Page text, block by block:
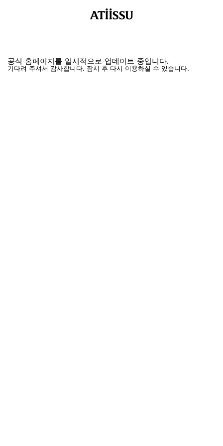
공식 홈페이지를 일시적으로 업데이트 중입니다.
기다려 주셔서 감사합니다. 잠시 후 다시 이용하실 수 있습니다.